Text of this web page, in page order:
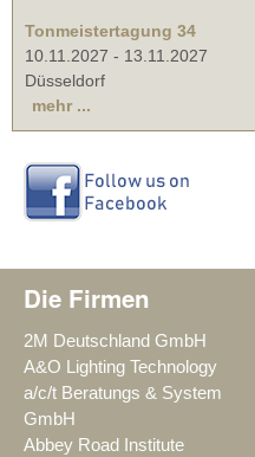
Tonmeistertagung 34
10.11.2027 - 13.11.2027
Düsseldorf
mehr ...
Die Firmen
2M Deutschland GmbH
A&O Lighting Technology
a/c/t Beratungs & System
GmbH
Abbey Road Institute